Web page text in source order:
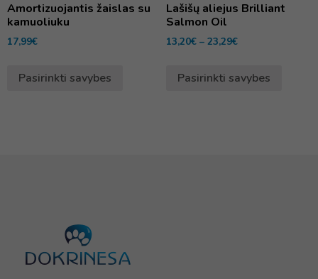
Amortizuojantis žaislas su
kamuoliuku
17,99€
Pasirinkti savybes
Lašišų aliejus Brilliant
Salmon Oil
13,20€ – 23,29€
Pasirinkti savybes